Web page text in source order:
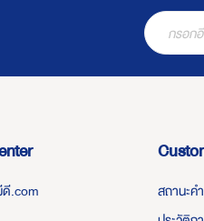
ดี.com
สถานะค